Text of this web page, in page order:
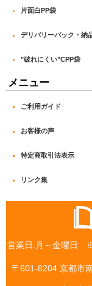
OPP袋 テープなし
OPP袋 テープなし
OPP袋 テープなし
“破れにくい” CPP袋
透明ヘッダー付 OPP
片面白 PP袋_印刷OK
片面白 PP袋_書込
片面白PP袋
デリバリーパック・納
"破れにくい"CPP袋
メニュー
ご利用ガイド
お客様の声
特定商取引法表示
リンク集
営業日:月～金曜日
〒601-8204 京都市